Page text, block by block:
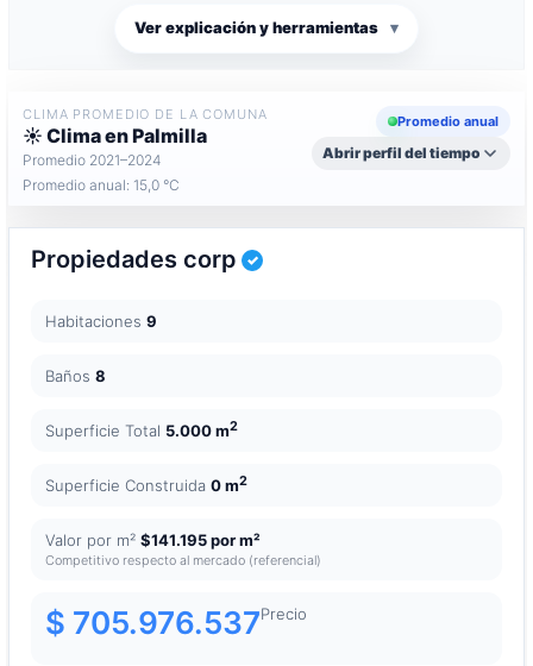
Ver explicación y herramientas ▾
CLIMA PROMEDIO DE LA COMUNA
☀️ Clima en Palmilla
Promedio 2021–2024
Promedio anual: 15,0 °C
Promedio anual
Abrir perfil del tiempo
Propiedades corp
Habitaciones 9
Baños 8
Superficie Total 5.000 m2
Superficie Construida 0 m2
Valor por m² $141.195 por m²
Competitivo respecto al mercado (referencial)
Precio
$ 705.976.537